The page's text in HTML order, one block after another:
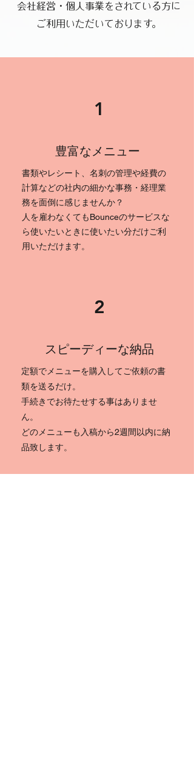
​会社経営・個人事業をされている方に
ご利用いただいております。​
1
​豊富なメニュー
書類やレシート、名刺の管理や経費の
計算などの社内の細かな事務・経理業
務を面倒に感じませんか？
​人を雇わなくてもBounceのサービスな
ら使いたいときに使いたい分だけご利
用いただけます。
2
​スピーディーな納品
定額でメニューを購入してご依頼の書
類を送るだけ。
手続きでお待たせする事はありませ
ん。
どのメニューも入稿から2週間以内​に納
品致します。